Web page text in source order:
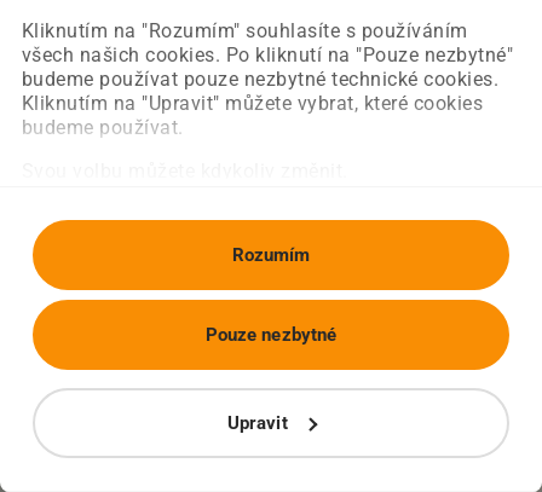
Kliknutím na "Rozumím" souhlasíte s používáním
všech našich cookies. Po kliknutí na "Pouze nezbytné"
budeme používat pouze nezbytné technické cookies.
Kliknutím na "Upravit" můžete vybrat, které cookies
budeme používat.
Rozumím
Upravit
Pouze nezbytné
Obnovit stránku Úvodní strana